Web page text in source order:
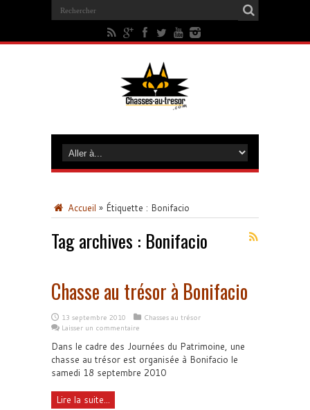
Accueil » Étiquette : Bonifacio
Tag archives : Bonifacio
Chasse au trésor à Bonifacio
13 septembre 2010
Chasses au trésor
Laisser un commentaire
Dans le cadre des Journées du Patrimoine, une
chasse au trésor est organisée à Bonifacio le
samedi 18 septembre 2010
Lire la suite...